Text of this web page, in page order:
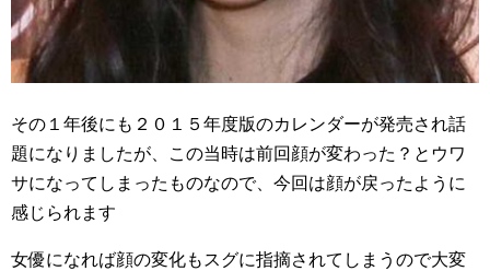
その１年後にも２０１５年度版のカレンダーが発売され話
題になりましたが、この当時は前回顔が変わった？とウワ
サになってしまったものなので、今回は顔が戻ったように
感じられます
女優になれば顔の変化もスグに指摘されてしまうので大変